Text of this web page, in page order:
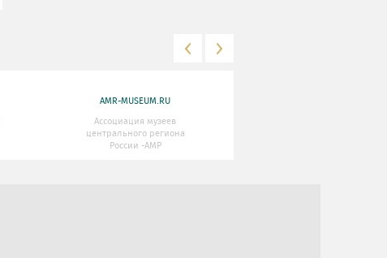
AMR-MUSEUM.RU
Ассоциация музеев
центрального региона
России -АМР